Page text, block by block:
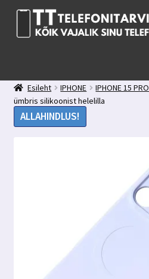
Liigu
navigeerimisele
Liigu
juurde
Minu konto
Ostukorv
Esileht IPHONE IPHONE 15 PRO
ümbris silikoonist helelilla
ALLAHINDLUS!